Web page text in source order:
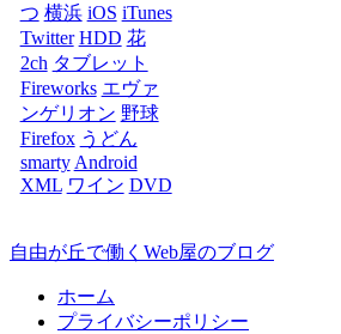
つ 横浜 iOS iTunes
Twitter HDD 花
2ch タブレット
Fireworks エヴァ
ンゲリオン 野球
Firefox うどん
smarty Android
XML ワイン DVD
自由が丘で働くWeb屋のブログ
ホーム
プライバシーポリシー